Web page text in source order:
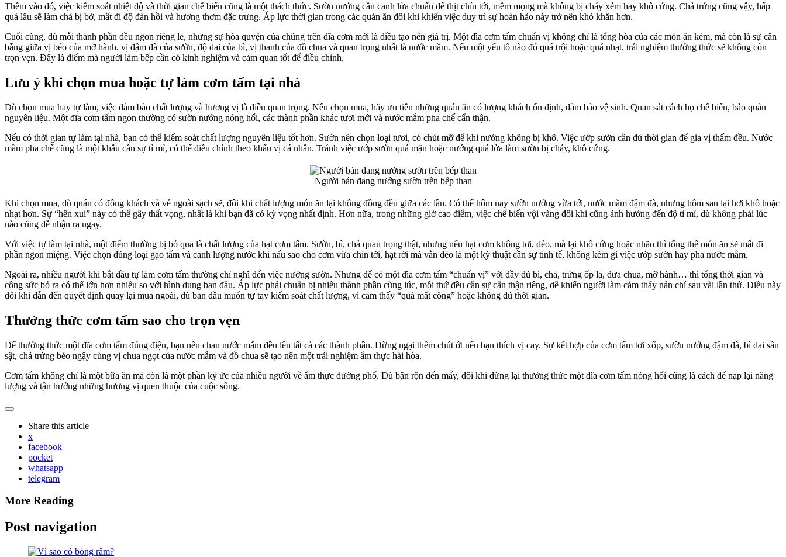
Thêm vào đó, việc kiểm soát nhiệt độ và thời gian chế biến cũng là một thách thức. Sườn nướng cần canh lửa chuẩn để thịt chín tới, mềm mọng mà không bị cháy xém hay khô cứng. Chả trứng cũng vậy, hấp
quá lâu sẽ làm chả bị bở, mất đi độ đàn hồi và hương thơm đặc trưng. Áp lực thời gian trong các quán ăn đôi khi khiến việc duy trì sự hoàn hảo này trở nên khó khăn hơn.
Cuối cùng, dù mỗi thành phần đều ngon riêng lẻ, nhưng sự hòa quyện của chúng trên đĩa cơm mới là điều tạo nên giá trị. Một đĩa cơm tấm chuẩn vị không chỉ là tổng hòa của các món ăn kèm, mà còn là sự cân
bằng giữa vị béo của mỡ hành, vị đậm đà của sườn, độ dai của bì, vị thanh của đồ chua và quan trọng nhất là nước mắm. Nếu một yếu tố nào đó quá trội hoặc quá nhạt, trải nghiệm thưởng thức sẽ không còn
trọn vẹn. Đây là điểm mà người làm bếp cần có kinh nghiệm và cảm quan tốt để điều chỉnh.
Lưu ý khi chọn mua hoặc tự làm cơm tấm tại nhà
Dù chọn mua hay tự làm, việc đảm bảo chất lượng và hương vị là điều quan trọng. Nếu chọn mua, hãy ưu tiên những quán ăn có lượng khách ổn định, đảm bảo vệ sinh. Quan sát cách họ chế biến, bảo quản
nguyên liệu. Một đĩa cơm tấm ngon thường có sườn nướng nóng hổi, các thành phần khác tươi mới và nước mắm pha chế cẩn thận.
Nếu có thời gian tự làm tại nhà, bạn có thể kiểm soát chất lượng nguyên liệu tốt hơn. Sườn nên chọn loại tươi, có chút mỡ để khi nướng không bị khô. Việc ướp sườn cần đủ thời gian để gia vị thấm đều. Nước
mắm pha chế cũng là một khâu cần sự tỉ mỉ, có thể điều chỉnh theo khẩu vị cá nhân. Tránh việc ướp sườn quá mặn hoặc nướng quá lửa làm sườn bị cháy, khô cứng.
Người bán đang nướng sườn trên bếp than
Khi chọn mua, dù quán có đông khách và vẻ ngoài sạch sẽ, đôi khi chất lượng món ăn lại không đồng đều giữa các lần. Có thể hôm nay sườn nướng vừa tới, nước mắm đậm đà, nhưng hôm sau lại hơi khô hoặc
nhạt hơn. Sự “hên xui” này có thể gây thất vọng, nhất là khi bạn đã có kỳ vọng nhất định. Hơn nữa, trong những giờ cao điểm, việc chế biến vội vàng đôi khi cũng ảnh hưởng đến độ tỉ mỉ, dù không phải lúc
nào cũng dễ nhận ra ngay.
Với việc tự làm tại nhà, một điểm thường bị bỏ qua là chất lượng của hạt cơm tấm. Sườn, bì, chả quan trọng thật, nhưng nếu hạt cơm không tơi, dẻo, mà lại khô cứng hoặc nhão thì tổng thể món ăn sẽ mất đi
phần ngon miệng. Việc chọn đúng loại gạo tấm và canh lượng nước khi nấu sao cho cơm vừa chín tới, hạt rời mà vẫn dẻo là một kỹ thuật cần sự tinh tế, không kém gì việc ướp sườn hay pha nước mắm.
Ngoài ra, nhiều người khi bắt đầu tự làm cơm tấm thường chỉ nghĩ đến việc nướng sườn. Nhưng để có một đĩa cơm tấm “chuẩn vị” với đầy đủ bì, chả, trứng ốp la, dưa chua, mỡ hành… thì tổng thời gian và
công sức bỏ ra có thể lớn hơn nhiều so với hình dung ban đầu. Áp lực phải chuẩn bị nhiều thành phần cùng lúc, mỗi thứ đều cần sự cẩn thận riêng, dễ khiến người làm cảm thấy nản chí sau vài lần thử. Điều này
đôi khi dẫn đến quyết định quay lại mua ngoài, dù ban đầu muốn tự tay kiểm soát chất lượng, vì cảm thấy “quá mất công” hoặc không đủ thời gian.
Thưởng thức cơm tấm sao cho trọn vẹn
Để thưởng thức một đĩa cơm tấm đúng điệu, bạn nên chan nước mắm đều lên tất cả các thành phần. Đừng ngại thêm chút ớt nếu bạn thích vị cay. Sự kết hợp của cơm tấm tơi xốp, sườn nướng đậm đà, bì dai sần
sật, chả trứng béo ngậy cùng vị chua ngọt của nước mắm và đồ chua sẽ tạo nên một trải nghiệm ẩm thực hài hòa.
Cơm tấm không chỉ là một bữa ăn mà còn là một phần ký ức của nhiều người về ẩm thực đường phố. Dù bận rộn đến mấy, đôi khi dừng lại thưởng thức một đĩa cơm tấm nóng hổi cũng là cách để nạp lại năng
lượng và tận hưởng những hương vị quen thuộc của cuộc sống.
Share this article
x
facebook
pocket
whatsapp
telegram
More Reading
Post navigation